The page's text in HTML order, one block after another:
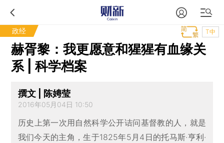
政经 T中
赫胥黎：我更愿意和猩猩有血缘关
系 | 科学档案
撰文 | 陈娉莹
2016年05月04日 10:50
历史上第一次用自然科学公开诘问基督教的人，就是
我们今天的主角，生于1825年5月4日的托马斯·亨利·